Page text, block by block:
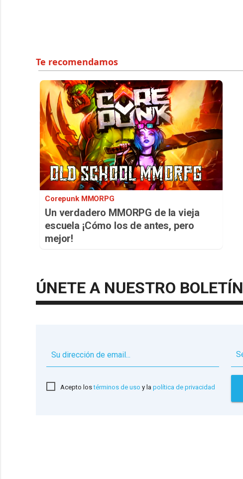
Corepunk MMORPG
Un verdadero MMORPG de la vieja
escuela ¡Cómo los de antes, pero
mejor!
ÚNETE A NUESTRO BOLETÍN
Acepto lostérminos de uso y la política de privacidad